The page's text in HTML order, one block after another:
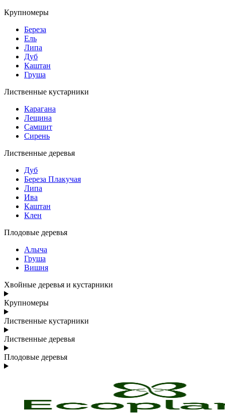
Крупномеры
Береза
Ель
Липа
Дуб
Каштан
Груша
Лиственные кустарники
Карагана
Лещина
Самшит
Сирень
Лиственные деревья
Дуб
Береза Плакучая
Липа
Ива
Каштан
Клен
Плодовые деревья
Алыча
Груша
Вишня
Хвойные деревья и кустарники
Крупномеры
Лиственные кустарники
Лиственные деревья
Плодовые деревья